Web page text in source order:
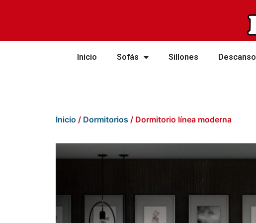
Inicio Sofás Sillones Descanso
Inicio / Dormitorios / Dormitorio línea moderna